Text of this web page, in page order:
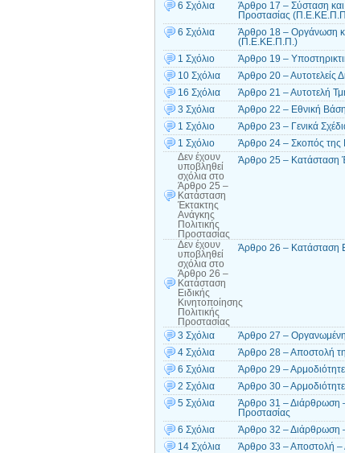
6 Σχόλια
Άρθρο 17 – Σύσταση και
Προστασίας
6 Σχόλια
Άρθρο 18 – Οργάνωση
(Π.Ε.ΚΕ.Π.Π.)
1 Σχόλιο
Άρθρο 19 –
10 Σχόλια
Άρθρο 20 – Αυτοτελείς
16 Σχόλια
Άρθρο 21 – Αυτοτελή
3 Σχόλια
Άρθρο 22 – Εθνική
1 Σχόλιο
Άρθρο 23 – Γενικά
1 Σχόλιο
Άρθρο 24 – Σκοπός της
Δεν έχουν
υποβληθεί
σχόλια στο
Άρθρο 25 –
Κατάσταση
Έκτακτης
Ανάγκης
Πολιτικής
Προστασίας
Άρθρο 25 – Κατάσταση
Δεν έχουν
υποβληθεί
σχόλια στο
Άρθρο 26 –
Κατάσταση
Ειδικής
Κινητοποίησης
Πολιτικής
Προστασίας
Άρθρο 26 – Κατάσταση
3 Σχόλια
Άρθρο 27 –
4 Σχόλια
Άρθρο 28 – Αποστολή
6 Σχόλια
Άρθρο 29 –
2 Σχόλια
Άρθρο 30 –
5 Σχόλια
Άρθρο 31 – Διάρθρωση –
Προστασίας
6 Σχόλια
Άρθρο 32 – Διάρθρωση –
14 Σχόλια
Άρθρο 33 – Αποστολή –